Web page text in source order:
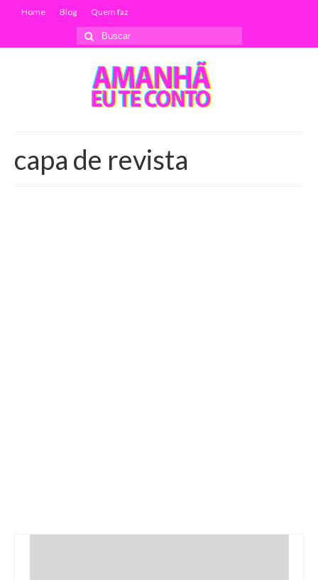
Home Blog Quem faz
Buscar
por:
capa de revista